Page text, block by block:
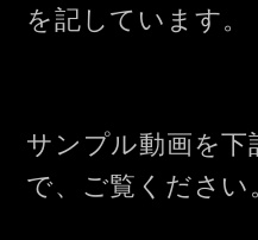
を記しています。
サンプル動画を
で、ご覧ください